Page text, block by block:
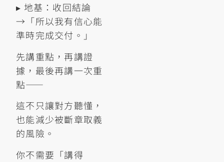
▸ 地基：收回結論
→「所以我有信心能
準時完成交付。」
先講重點，再講證
據，最後再講一次重
點——
這不只讓對方聽懂，
也能減少被斷章取義
的風險。
你不需要「講得